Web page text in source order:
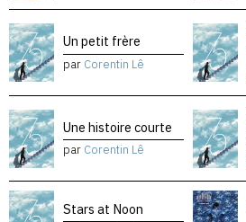
Un petit frère
par Corentin Lê
Une histoire courte
par Corentin Lê
Stars at Noon